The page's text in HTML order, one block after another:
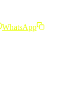
WhatsApp